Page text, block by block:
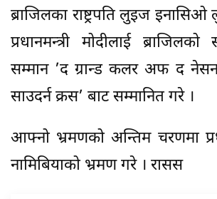
ब्राजिलका राष्ट्रपति लुइज
प्रधानमन्त्री मोदीलाई ब्राजिलको
सम्मान ’द ग्रान्ड कलर अफ द
साउदर्न क्रस’ बाट सम्मानित गरे ।
आफ्नो भ्रमणको अन्तिम चरणमा
नामिबियाको भ्रमण गरे । रासस